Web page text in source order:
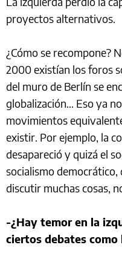
proyectos alternativos.
¿Cómo se recompone?
2000 existían los foros
del muro de Berlín se
globalización… Eso ya
movimientos
existir. Por ejemplo, la
desapareció y quizá el
socialismo
discutir muchas cosas,
-¿Hay temor en la
ciertos debates como